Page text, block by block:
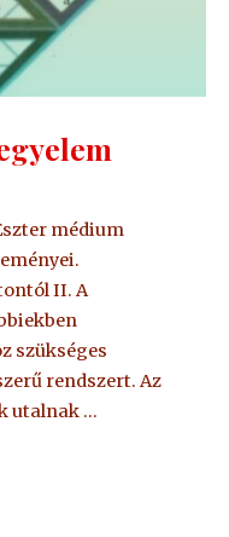
médium
II. A
szükséges
rendszert. Az
utalnak …